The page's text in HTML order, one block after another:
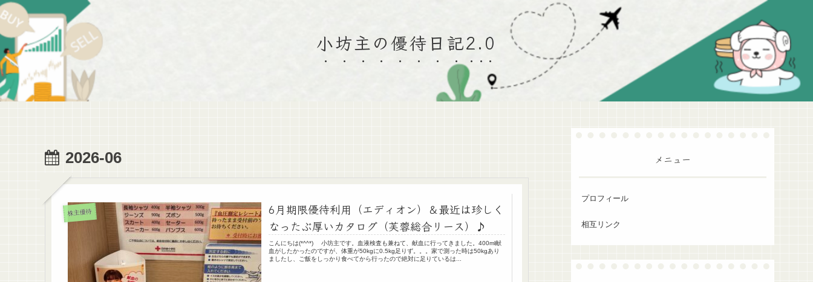
小坊主の優待日記2.0
2026-06
株主優待
6月期限優待利用（エディオン）＆最近は珍しく
なったぶ厚いカタログ（芙蓉総合リース）♪
こんにちは(*^^*) 小坊主です。血液検査も兼ねて、献血に行ってきました。400ml献
血がしたかったのですが、体重が50kgに0.5kg足りず。。。家で測った時は50kgあり
ましたし、ご飯をしっかり食べてから行ったので絶対に足りているは...
メニュー
プロフィール
相互リンク